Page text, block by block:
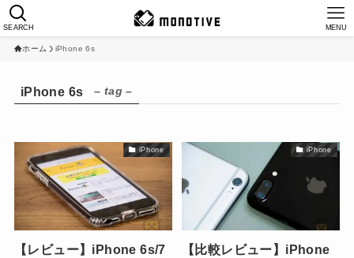
SEARCH MENU
ホーム iPhone 6s
iPhone 6s – tag –
iPhone
【レビュー】iPhone 6s/7
iPhone
【比較レビュー】iPhone